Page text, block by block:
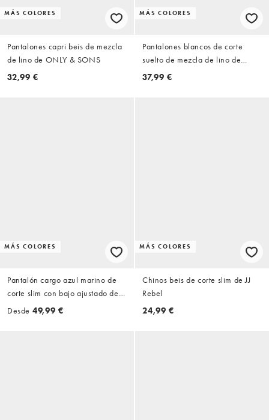
MÁS COLORES
Pantalones capri beis de mezcla
de lino de ONLY & SONS
32,99 €
MÁS COLORES
Pantalones blancos de corte
suelto de mezcla de lino de
ONLY & SONS
37,99 €
MÁS COLORES
Pantalón cargo azul marino de
corte slim con bajo ajustado de
Jack & Jones Intelligence
Desde 49,99 €
MÁS COLORES
Chinos beis de corte slim de JJ
Rebel
24,99 €